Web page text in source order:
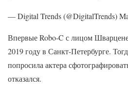
— Digital Trends (@DigitalTrends)
Впервые Robo-C с лицом
2019 году в Санкт-Петербурге.
попросила актера
отказался.